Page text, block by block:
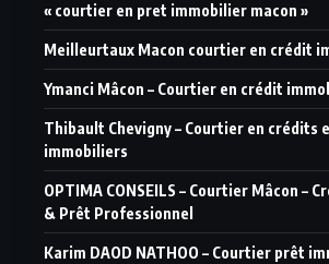
« courtier en pret immobilier macon »
Meilleurtaux Macon courtier en crédit
Ymanci Mâcon – Courtier en crédit
Thibault Chevigny – Courtier en crédits
immobiliers
OPTIMA CONSEILS – Courtier Mâcon –
& Prêt Professionnel
Karim DAOD NATHOO – Courtier prêt